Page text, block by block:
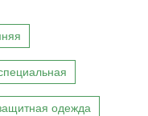
одежда